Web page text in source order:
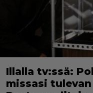
Illalla tv:ssä:
missasi